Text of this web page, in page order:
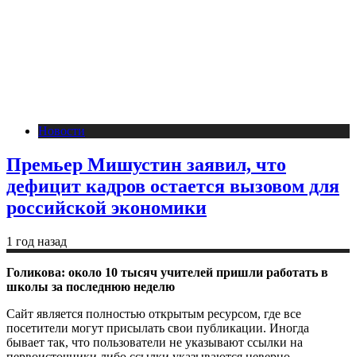
Новости
Премьер Мишустин заявил, что
дефицит кадров остается вызовом для
российской экономики
1 год назад
Голикова: около 10 тысяч учителей пришли работать в
школы за последнюю неделю
Сайт является полностью открытым ресурсом, где все
посетители могут присылать свои публикации. Иногда
бывает так, что пользователи не указывают ссылки на